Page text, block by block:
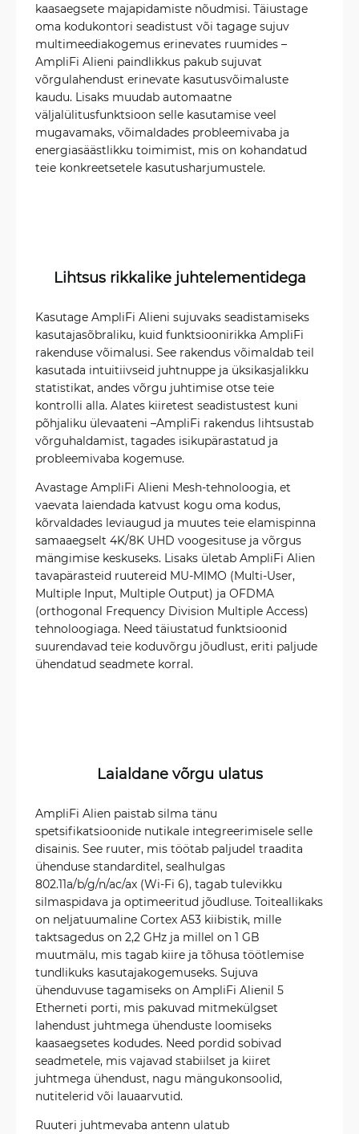
kaasaegsete majapidamiste nõudmisi. Täiustage
oma kodukontori seadistust või tagage sujuv
multimeediakogemus erinevates ruumides –
AmpliFi Alieni paindlikkus pakub sujuvat
võrgulahendust erinevate kasutusvõimaluste
kaudu. Lisaks muudab automaatne
väljalülitusfunktsioon selle kasutamise veel
mugavamaks, võimaldades probleemivaba ja
energiasäästlikku toimimist, mis on kohandatud
teie konkreetsetele kasutusharjumustele.
Lihtsus rikkalike juhtelementidega
Kasutage AmpliFi Alieni sujuvaks seadistamiseks
kasutajasõbraliku, kuid funktsioonirikka AmpliFi
rakenduse võimalusi. See rakendus võimaldab teil
kasutada intuitiivseid juhtnuppe ja üksikasjalikku
statistikat, andes võrgu juhtimise otse teie
kontrolli alla. Alates kiiretest seadistustest kuni
põhjaliku ülevaateni –AmpliFi rakendus lihtsustab
võrguhaldamist, tagades isikupärastatud ja
probleemivaba kogemuse.
Avastage AmpliFi Alieni Mesh-tehnoloogia, et
vaevata laiendada katvust kogu oma kodus,
kõrvaldades leviaugud ja muutes teie elamispinna
samaaegselt 4K/8K UHD voogesituse ja võrgus
mängimise keskuseks. Lisaks ületab AmpliFi Alien
tavapärasteid ruutereid MU-MIMO (Multi-User,
Multiple Input, Multiple Output) ja OFDMA
(orthogonal Frequency Division Multiple Access)
tehnoloogiaga. Need täiustatud funktsioonid
suurendavad teie koduvõrgu jõudlust, eriti paljude
ühendatud seadmete korral.
Laialdane võrgu ulatus
AmpliFi Alien paistab silma tänu
spetsifikatsioonide nutikale integreerimisele selle
disainis. See ruuter, mis töötab paljudel traadita
ühenduse standarditel, sealhulgas
802.11a/b/g/n/ac/ax (Wi-Fi 6), tagab tulevikku
silmaspidava ja optimeeritud jõudluse. Toiteallikaks
on neljatuumaline Cortex A53 kiibistik, mille
taktsagedus on 2,2 GHz ja millel on 1 GB
muutmälu, mis tagab kiire ja tõhusa töötlemise
tundlikuks kasutajakogemuseks. Sujuva
ühenduvuse tagamiseks on AmpliFi Alienil 5
Etherneti porti, mis pakuvad mitmekülgset
lahendust juhtmega ühenduste loomiseks
kaasaegsetes kodudes. Need pordid sobivad
seadmetele, mis vajavad stabiilset ja kiiret
juhtmega ühendust, nagu mängukonsoolid,
nutitelerid või lauaarvutid.
Ruuteri juhtmevaba antenn ulatub